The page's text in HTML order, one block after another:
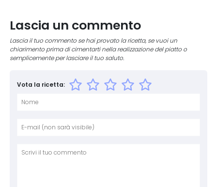
Lascia un commento
Lascia il tuo commento se hai provato la ricetta, se vuoi un
chiarimento prima di cimentarti nella realizzazione del piatto o
semplicemente per lasciare il tuo saluto.
Vota la ricetta: